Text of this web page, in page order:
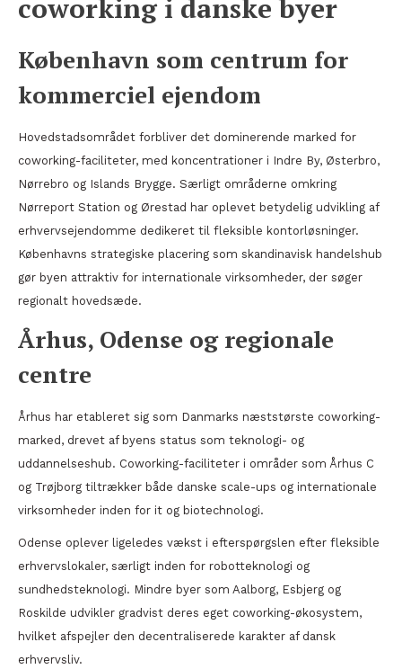
coworking i danske byer
København som centrum for
kommerciel ejendom
Hovedstadsområdet forbliver det dominerende marked for
coworking-faciliteter, med koncentrationer i Indre By, Østerbro,
Nørrebro og Islands Brygge. Særligt områderne omkring
Nørreport Station og Ørestad har oplevet betydelig udvikling af
erhvervsejendomme dedikeret til fleksible kontorløsninger.
Københavns strategiske placering som skandinavisk handelshub
gør byen attraktiv for internationale virksomheder, der søger
regionalt hovedsæde.
Århus, Odense og regionale
centre
Århus har etableret sig som Danmarks næststørste coworking-
marked, drevet af byens status som teknologi- og
uddannelseshub. Coworking-faciliteter i områder som Århus C
og Trøjborg tiltrækker både danske scale-ups og internationale
virksomheder inden for it og biotechnologi.
Odense oplever ligeledes vækst i efterspørgslen efter fleksible
erhvervslokaler, særligt inden for robotteknologi og
sundhedsteknologi. Mindre byer som Aalborg, Esbjerg og
Roskilde udvikler gradvist deres eget coworking-økosystem,
hvilket afspejler den decentraliserede karakter af dansk
erhvervsliv.